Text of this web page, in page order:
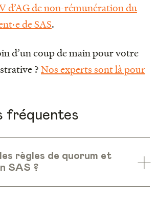
d’AG de non-rémunération du
de SAS.
d’un coup de main pour votre
?Nos experts sont là pour
fréquentes
règles de quorum et
SAS ?